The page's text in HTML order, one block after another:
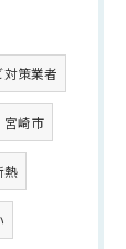
対策業者
宮崎市
熱